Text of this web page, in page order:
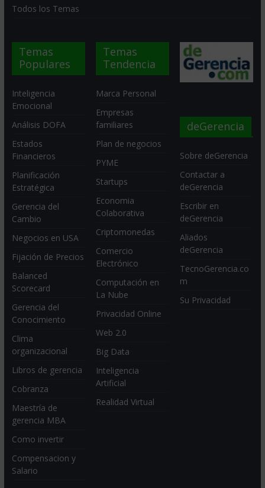
Todos los Temas
Temas
Populares
Inteligencia
Emocional
Análisis DOFA
Estados
Financieros
Planificación
Estratégica
Gerencia del
Cambio
Negocios en USA
Fijación de Precios
Balanced
Scorecard
Gerencia del
Conocimiento
Clima
organizacional
Libros de gerencia
Cobranza
Maestría de
gerencia MBA
Como invertir
Compensacion y
Salario
Temas
Tendencia
Marca Personal
Empresas
familiares
Plan de negocios
PYME
Startups
Economia
Colaborativa
Criptomonedas
Comercio
Electrónico
Computación en
La Nube
Privacidad Online
Web 2.0
Big Data
Inteligencia
Artificial
Realidad Virtual
deGerencia
Sobre deGerencia
Contactar a
deGerencia
Escribir en
deGerencia
Aliados
deGerencia
TecnoGerencia.co
m
Su Privacidad